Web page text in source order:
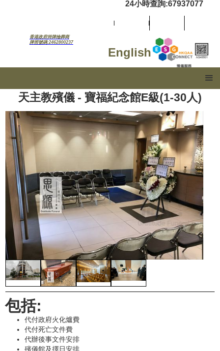
香港政府持牌殮葬商
牌照號碼:2462800237
24小時查詢:67937077
English
天主教殯儀 - 寶福紀念館E級(1-30人)
包括:
代付政府火化爐費
代付死亡文件費
代辦後事文件安排
殯儀館及擇日安排